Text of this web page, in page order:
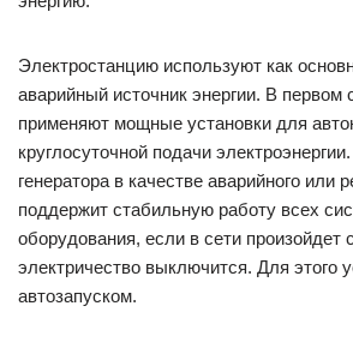
Электростанцию используют как
аварийный источник энергии. В первом
применяют мощные установки для
круглосуточной подачи
генератора в качестве аварийного или
поддержит стабильную работу всех
оборудования, если в сети произойдет
электричество выключится. Для этого
автозапуском.